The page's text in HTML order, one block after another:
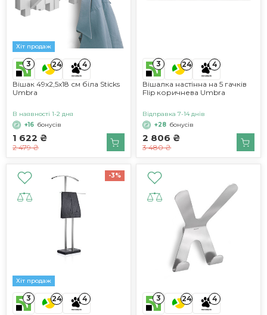
Хіт продаж
3 24 4
Вішак 49х2,5х18 см біла Sticks
Umbra
1 622 ₴
2 479 ₴
В наявності 1-2 дня
+16 бонусів
3 24 4
Вішалка настінна на 5 гачків
Flip коричнева Umbra
2 806 ₴
3 480 ₴
Відправка 7-14 днів
+28 бонусів
Хіт продаж
3 24 4
-3%
3 24 4